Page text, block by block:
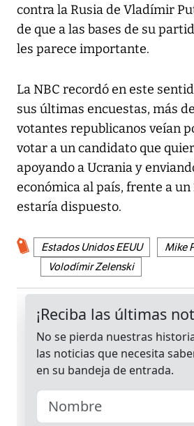
contra la Rusia de Vladímir
de que a las bases de su
les parece importante.
La NBC recordó en este
sus últimas encuestas, más
votantes republicanos veían
votar a un candidato que
apoyando a Ucrania y
económica al país, frente a un
estaría dispuesto.
Estados Unidos EEUU Mike
Volodímir Zelenski